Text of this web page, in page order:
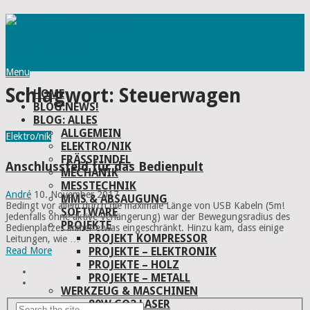
Menu
HOME
BLOG:NEWS!
BLOG: ALLES
ALLGEMEIN
ELEKTRO/NIK
FRÄSSPINDEL
MECHANIK
MESSTECHNIK
MMS & ABSAUGUNG
SOFTWARE
PROJEKTE
PROJEKT KOMPRESSOR
PROJEKTE – ELEKTRONIK
PROJEKTE – HOLZ
PROJEKTE – METALL
WERKZEUG & MASCHINEN
80W CO2 LASER
Schlagwort: Steuerwagen
Elektro/nik
Anschlussfeld für das Bedienpult
André 10. November 2017
Bedingt vor allem durch die maximale Länge von USB Kabeln (5m!
Jedenfalls ohne aktive Verlängerung) war der Bewegungsradius des
Bedienplatzes immer etwas eingeschränkt. Hinzu kam, dass einige
Leitungen, wie …
Read More